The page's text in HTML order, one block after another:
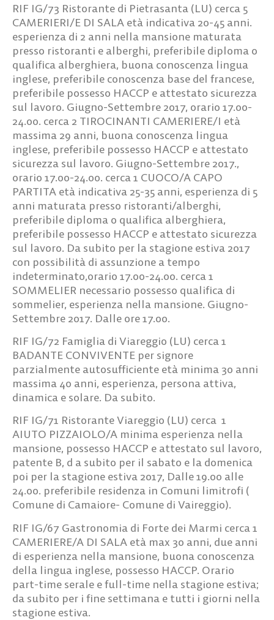
RIF IG/73 Ristorante di Pietrasanta (LU) cerca 5
CAMERIERI/E DI SALA età indicativa 20-45 anni.
esperienza di 2 anni nella mansione maturata
presso ristoranti e alberghi, preferibile diploma o
qualifica alberghiera, buona conoscenza lingua
inglese, preferibile conoscenza base del francese,
preferibile possesso HACCP e attestato sicurezza
sul lavoro. Giugno-Settembre 2017, orario 17.00-
24.00. cerca 2 TIROCINANTI CAMERIERE/I età
massima 29 anni, buona conoscenza lingua
inglese, preferibile possesso HACCP e attestato
sicurezza sul lavoro. Giugno-Settembre 2017.,
orario 17.00-24.00. cerca1 CUOCO/A CAPO
PARTITA età indicativa 25-35 anni, esperienza di 5
anni maturata presso ristoranti/alberghi,
preferibile diploma o qualifica alberghiera,
preferibile possesso HACCP e attestato sicurezza
sul lavoro. Da subito per la stagione estiva 2017
con possibilità di assunzione a tempo
indeterminato,orario 17.00-24.00. cerca1
SOMMELIER necessario possesso qualifica di
sommelier, esperienza nella mansione. Giugno-
Settembre 2017. Dalle ore 17.00.
RIF IG/72 Famiglia di Viareggio (LU) cerca 1
BADANTE CONVIVENTE per signore
parzialmente autosufficiente età minima 30 anni
massima 40 anni, esperienza, persona attiva,
dinamica e solare. Da subito.
RIF IG/71 Ristorante Viareggio (LU) cerca 1
AIUTO PIZZAIOLO/A minima esperienza nella
mansione, possesso HACCP e attestato sul lavoro,
patente B, d a subito per il sabato e la domenica
poi per la stagione estiva 2017, Dalle 19.00 alle
24.00. preferibile residenza in Comuni limitrofi (
Comune di Camaiore- Comune di Vaireggio).
RIF IG/67 Gastronomia di Forte dei Marmi cerca1
CAMERIERE/A DI SALA età max 30 anni, due anni
di esperienza nella mansione, buona conoscenza
della lingua inglese, possesso HACCP. Orario
part-time serale e full-time nella stagione estiva;
da subito per i fine settimana e tutti i giorni nella
stagione estiva.